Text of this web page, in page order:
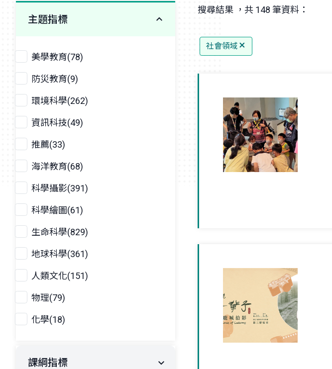
主題指標
美學教育(78)
防災教育(9)
環境科學(262)
資訊科技(49)
推薦(33)
海洋教育(68)
科學攝影(391)
科學繪圖(61)
生命科學(829)
地球科學(361)
人類文化(151)
物理(79)
化學(18)
課綱指標
搜尋結果 ，共 148 筆資料：
社會領域